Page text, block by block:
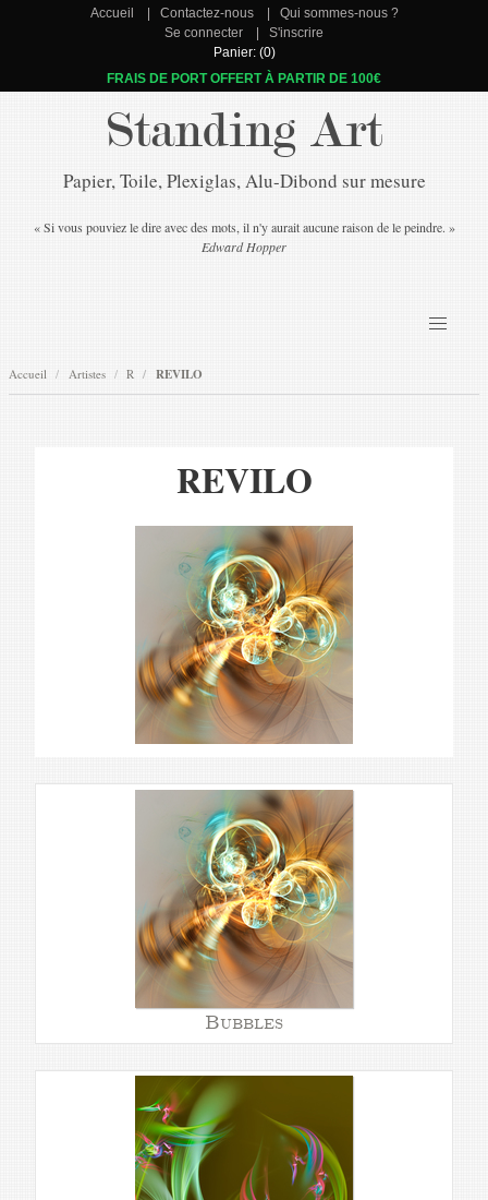
Accueil Contactez-nous
Qui sommes-nous ?
Se connecter
S'inscrire
Panier: (0)
FRAIS DE PORT OFFERT À PARTIR DE 100€
Standing Art
Papier, Toile, Plexiglas, Alu-Dibond sur mesure
« Si vous pouviez le dire avec des mots, il n'y aurait aucune raison de le peindre. »
Edward Hopper
Accueil Artistes R REVILO
REVILO
Bubbles